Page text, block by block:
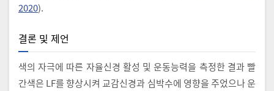
2020).
결론 및 제언
색의 자극에 따른 자율신경 활성 및 운동능력을 측정한 결과 빨
간색은 LF를 향상시켜 교감신경과 심박수에 영향을 주었으나 운